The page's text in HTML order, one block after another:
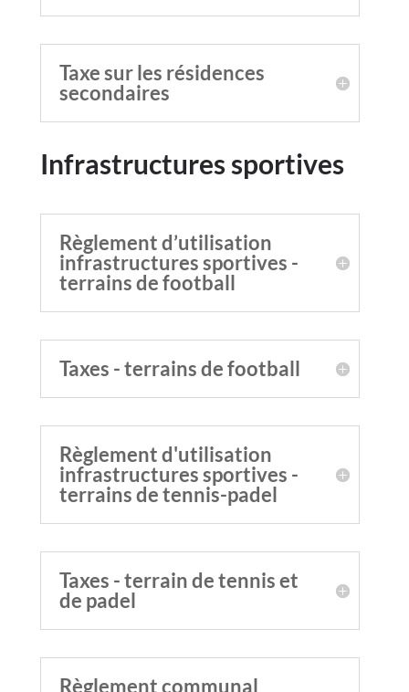
Taxe sur les résidences
secondaires
Infrastructures sportives
Règlement d’utilisation
infrastructures sportives -
terrains de football
Taxes - terrains de football
Règlement d'utilisation
infrastructures sportives -
terrains de tennis-padel
Taxes - terrain de tennis et
de padel
Règlement communal